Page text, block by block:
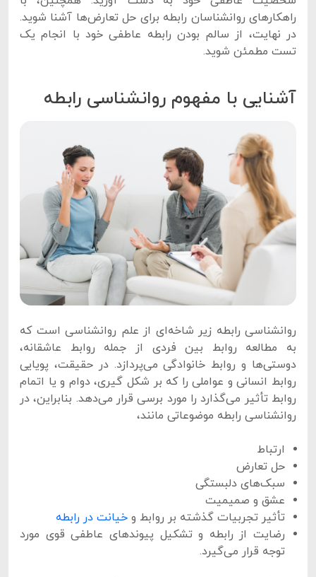
راهکارهای روانشناسان رابطه برای حل تعارض‌ها آشنا شوید.
در نهایت، از سالم بودن رابطه عاطفی خود با انجام یک
تست مطمئن شوید.
آشنایی با مفهوم روانشناسی رابطه
روانشناسی رابطه زیر شاخه‌ای از علم روانشناسی است که
به مطالعه روابط بین فردی از جمله روابط عاشقانه،
دوستی‌ها و روابط خانوادگی می‌پردازد. در حقیقت، پویایی
روابط انسانی و عواملی را که بر شکل گیری، دوام و یا اتمام
روابط تأثیر می‌گذارد را مورد برسی قرار می‌دهد. بنابراین، در
روانشناسی رابطه موضوعاتی مانند،
ارتباط
حل تعارض
سبک‌های دلبستگی
عشق و صمیمیت
تأثیر تجربیات گذشته بر روابط و خیانت در رابطه
رضایت از رابطه و تشکیل پیوندهای عاطفی قوی مورد
توجه قرار می‌گیرد.